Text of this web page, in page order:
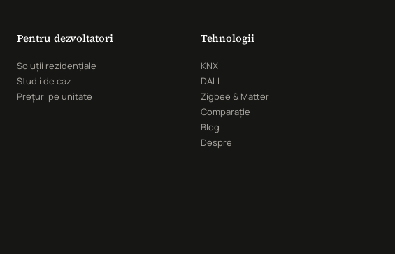
Pentru dezvoltatori
Soluții rezidențiale
Studii de caz
Prețuri pe unitate
Tehnologii
KNX
DALI
Zigbee & Matter
Comparație
Blog
Despre